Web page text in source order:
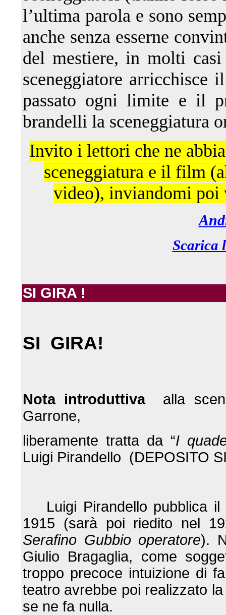
l’ultima parola e sono
anche senza esserne
del mestiere, in molti
sceneggiatore arricchisce
passato ogni limite e il
brandelli la sceneggiatura
Invito i lettori che ne
sceneggiatura e il film
video), inviandomi poi
Scarica
SI GIRA !
SI GIRA!
Nota introduttivaalla
Garrone,
liberamente tratta da “I
Luigi Pirandello (DEPOSITO
Luigi Pirandello pubblica il
1915 (sarà poi riedito nel
Serafino Gubbio operatore).
Giulio Bragaglia, come
troppo precoce intuizione di
teatro avrebbe poi realizzato
se ne fa nulla.